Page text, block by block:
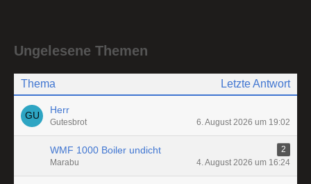
Ungelesene Themen
Thema Letzte Antwort
Herr
Gutesbrot 6. August 2026 um 19:02
WMF 1000 Boiler undicht
2
Marabu
4. August 2026 um 16:24